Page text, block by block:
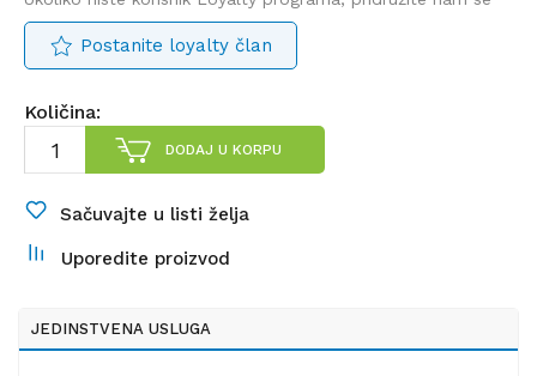
Postanite loyalty član
Količina:
DODAJ U KORPU
Sačuvajte u listi želja
Uporedite proizvod
JEDINSTVENA USLUGA